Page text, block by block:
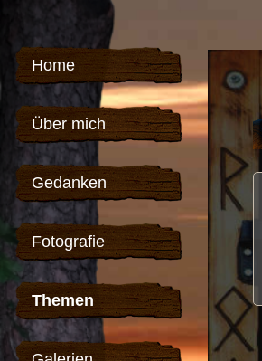
Home
Über mich
Gedanken
Fotografie
Themen